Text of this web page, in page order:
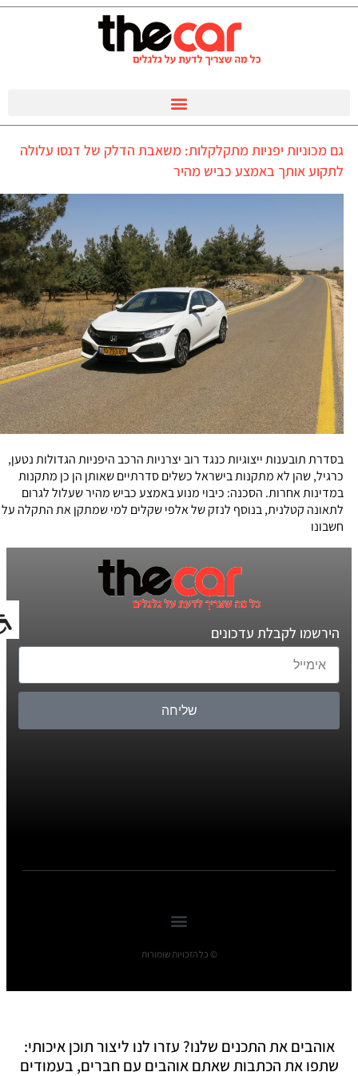
גם מכוניות יפניות מתקלקלות: משאבת הדלק של דנסו עלולה
לתקוע אותך באמצע כביש מהיר
בסדרת תובענות ייצוגיות כנגד רוב יצרניות הרכב היפניות הגדולות נטען,
כרגיל, שהן לא מתקנות בישראל כשלים סדרתיים שאותן הן כן מתקנות
במדינות אחרות. הסכנה: כיבוי מנוע באמצע כביש מהיר שעלול לגרום
לתאונה קטלנית, בנוסף לנזק של אלפי שקלים למי שמתקן את התקלה על
חשבונו
הירשמו לקבלת עדכונים
שליחה
© כל הזכויות שומורות
אוהבים את התכנים שלנו? עזרו לנו ליצור תוכן איכותי:
שתפו את הכתבות שאתם אוהבים עם חברים, בעמודים